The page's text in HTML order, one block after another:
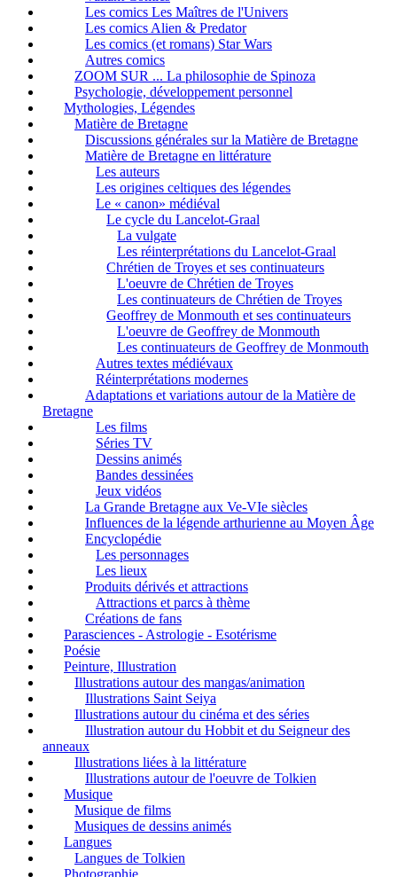
Les comics Les Maîtres de l'Univers
Les comics Alien & Predator
Les comics (et romans) Star Wars
Autres comics
ZOOM SUR ... La philosophie de Spinoza
Psychologie, développement personnel
Mythologies, Légendes
Matière de Bretagne
Discussions générales sur la Matière de Bretagne
Matière de Bretagne en littérature
Les auteurs
Les origines celtiques des légendes
Le « canon» médiéval
Le cycle du Lancelot-Graal
La vulgate
Les réinterprétations du Lancelot-Graal
Chrétien de Troyes et ses continuateurs
L'oeuvre de Chrétien de Troyes
Les continuateurs de Chrétien de Troyes
Geoffrey de Monmouth et ses continuateurs
L'oeuvre de Geoffrey de Monmouth
Les continuateurs de Geoffrey de Monmouth
Autres textes médiévaux
Réinterprétations modernes
Adaptations et variations autour de la Matière de
Bretagne
Les films
Séries TV
Dessins animés
Bandes dessinées
Jeux vidéos
La Grande Bretagne aux Ve-VIe siècles
Influences de la légende arthurienne au Moyen Âge
Encyclopédie
Les personnages
Les lieux
Produits dérivés et attractions
Attractions et parcs à thème
Créations de fans
Parasciences - Astrologie - Esotérisme
Poésie
Peinture, Illustration
Illustrations autour des mangas/animation
Illustrations Saint Seiya
Illustrations autour du cinéma et des séries
Illustration autour du Hobbit et du Seigneur des
anneaux
Illustrations liées à la littérature
Illustrations autour de l'oeuvre de Tolkien
Musique
Musique de films
Musiques de dessins animés
Langues
Langues de Tolkien
Photographie